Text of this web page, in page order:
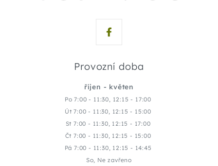
Provozní doba
říjen - květen
Po 7:00 - 11:30, 12:15 - 17:00
Út 7:00 - 11:30, 12:15 - 15:00
St 7:00 - 11:30, 12:15 - 17:00
Čt 7:00 - 11:30, 12:15 - 15:00
Pá 7:00 - 11:30, 12:15 - 14:45
So, Ne zavřeno